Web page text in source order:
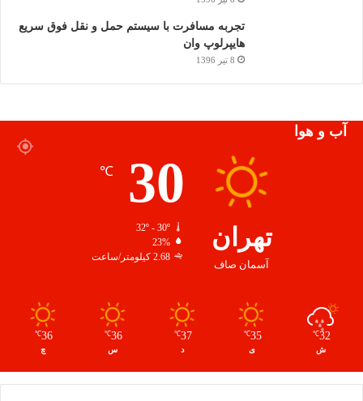
تجربه مسافرت با سیستم حمل و نقل فوق سریع
هایپرلوپ وان
8 تیر 1396
آب و هوا
تهران
آسمان صاف
30
℃
32º - 30º
23%
2.68 کیلومتر/ساعت
32
℃
ش
35
℃
ی
37
℃
د
36
℃
س
36
℃
چ